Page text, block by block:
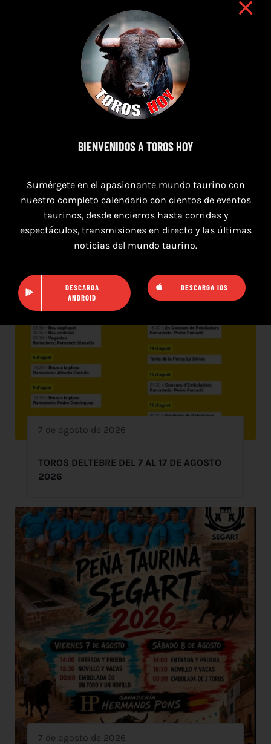
7 de agosto de 2026
TOROS DELTEBRE DEL 7 AL 17 DE AGOSTO
2026
7 de agosto de 2026
BIENVENIDOS A TOROS HOY
Sumérgete en el apasionante mundo taurino con
nuestro completo calendario con cientos de eventos
taurinos, desde encierros hasta corridas y
espectáculos, transmisiones en directo y las últimas
noticias del mundo taurino.
DESCARGA
ANDROID
DESCARGA IOS